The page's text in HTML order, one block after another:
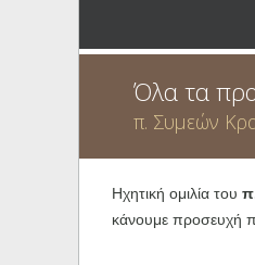
Όλα τα
π. Συμεών
Ηχητική ομιλία του
κάνουμε προσευχή